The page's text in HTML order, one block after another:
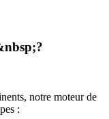
notre moteur de
: